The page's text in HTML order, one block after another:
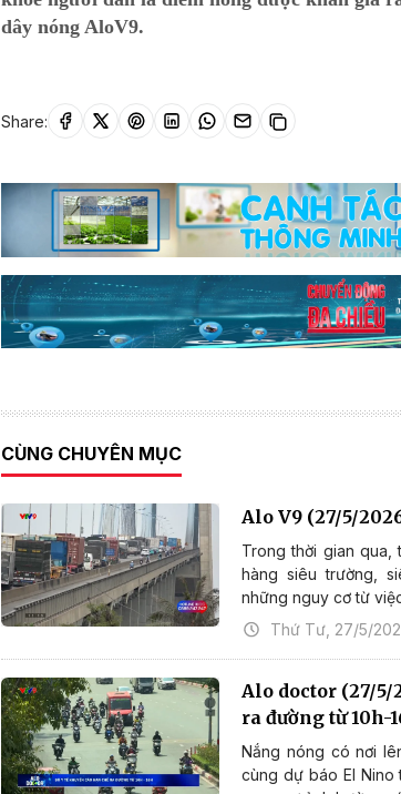
dây nóng AloV9.
Share:
CÙNG CHUYÊN MỤC
Alo V9 (27/5/
Trong thời gian qua,
hàng siêu trường,
những nguy cơ từ
Thứ Tư, 27/5/
Alo doctor (27/5/
ra đường từ 10h-
Nắng nóng có nơi
cùng dự báo El Nino